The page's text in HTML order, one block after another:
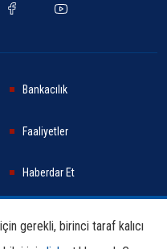
Bankacılık
Faaliyetler
Haberdar Et
gerekli, birinci taraf kalıcı